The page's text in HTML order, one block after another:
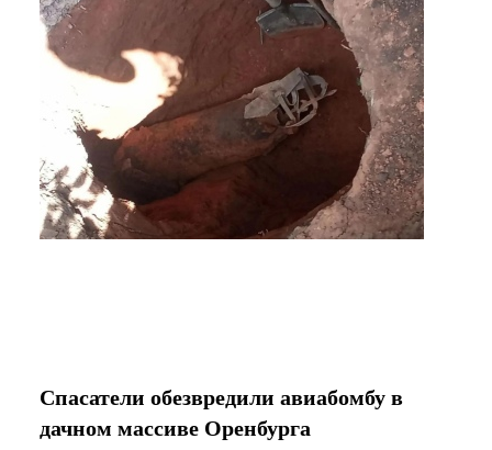
Спасатели обезвредили авиабомбу в
дачном массиве Оренбурга